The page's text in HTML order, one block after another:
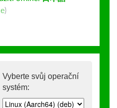
)
Vyberte svůj operační
systém: